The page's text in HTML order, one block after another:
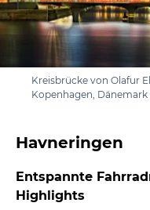
Kreisbrücke von Olafur
Kopenhagen,
Havneringen
Entspannte
Highlights